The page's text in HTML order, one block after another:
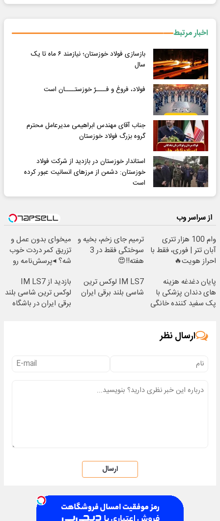
اخبار مرتبط
بازسازی فولاد خوزستان؛ نیازمند ۶ ماه تا یک
سال
فولاد، فروغ و فــــرّ خوزستــــان است
جناب آقای مهندس ابراهیمی مدیرعامل محترم
گروه بزرگ فولاد خوزستان
استاندار خوزستان در بازدید از شرکت فولاد
خوزستان: دشمن از مرزهای انسانیت عبور کرده
است
از سراسر وب
وام 100 هزار تتری
آبان تتر | فوری، فقط با
احراز هویت🔥
ترمیم جای زخم، بخیه و
سوختگی فقط در 3
هفته!!😍
میخوای بدون عمل و
تزریق کمر دردت خوب
شه؟ ◂پرسش‌نامه رو
پایان دغدغه هزینه
های دندان پزشکی با
پک سفید کننده خانگی
IM LS7 لوکس ترین
شاسی بلند برقی ایران
بازدید از IM LS7
لوکس ترین شاسی بلند
برقی ایران در باشگاه
ارسال نظر
ارسال